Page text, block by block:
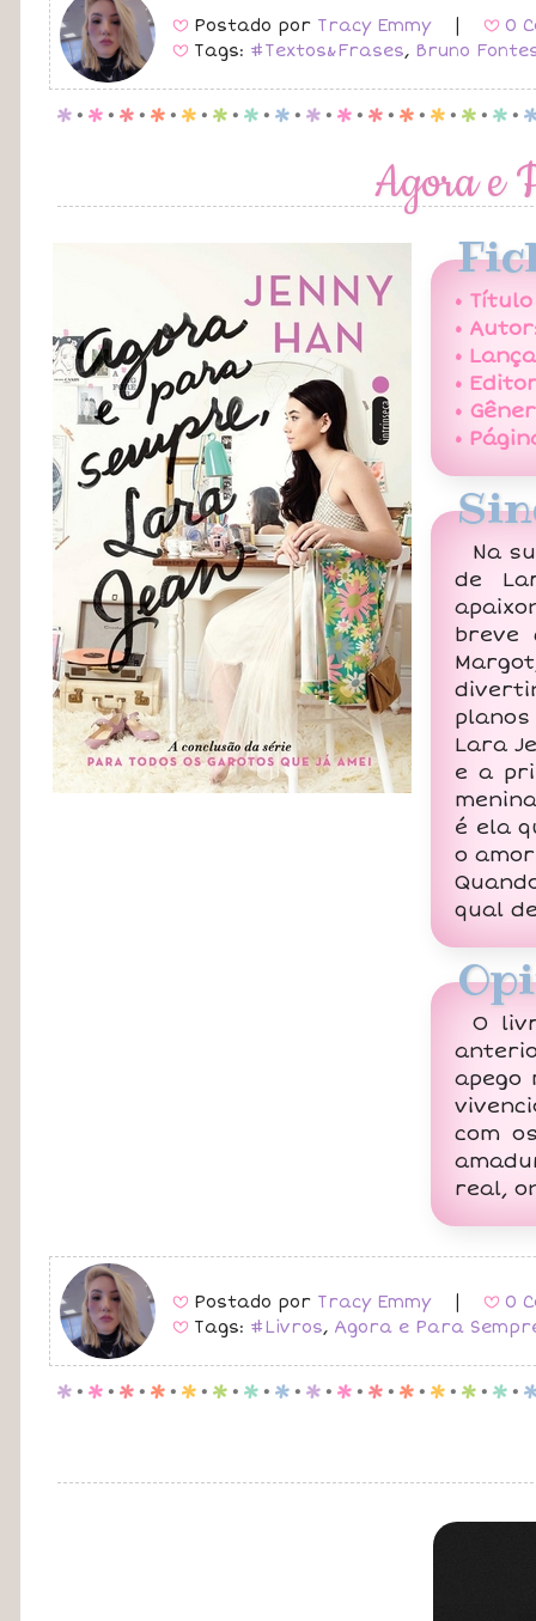
B Postado por Tracy Emmy B 0
B Tags: #Textos&Frases, Bruno
p . p . p . p . p . p . p . p . p . p . p . p . p . p . p .
Agora e
•
•
•
•
•
•
Na
de
breve
Lara
e a
é ela
o
qual
O
apego
com
real,
B Postado por Tracy Emmy B 0
B Tags: #Livros, Agora e Para
p . p . p . p . p . p . p . p . p . p . p . p . p . p . p .